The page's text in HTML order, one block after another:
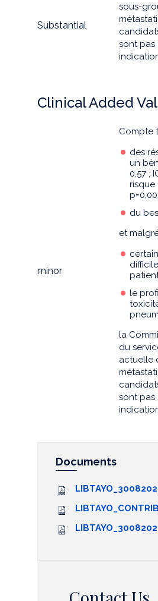
Substantial
sous-
sont pas
Clinical Added
minor
Compte
des
un
0,57 ;
risque
du
et
le
la
du
actuelle
sont pas
Documents